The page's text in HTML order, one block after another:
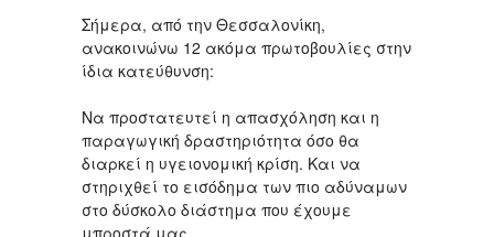
Σήμερα, από την Θεσσαλονίκη,
ανακοινώνω 12 ακόμα πρωτοβουλίες στην
ίδια κατεύθυνση:
Να προστατευτεί η απασχόληση και η
παραγωγική δραστηριότητα όσο θα
διαρκεί η υγειονομική κρίση. Και να
στηριχθεί το εισόδημα των πιο αδύναμων
στο δύσκολο διάστημα που έχουμε
μπροστά μας.